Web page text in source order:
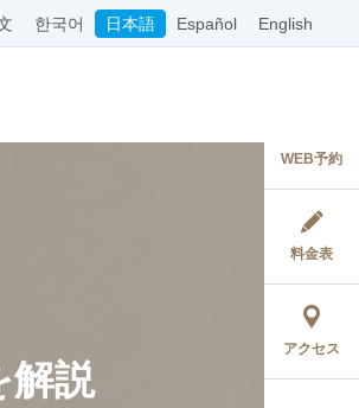
한국어 日本語 Español English
WEB予約
料金表
アクセス
解説